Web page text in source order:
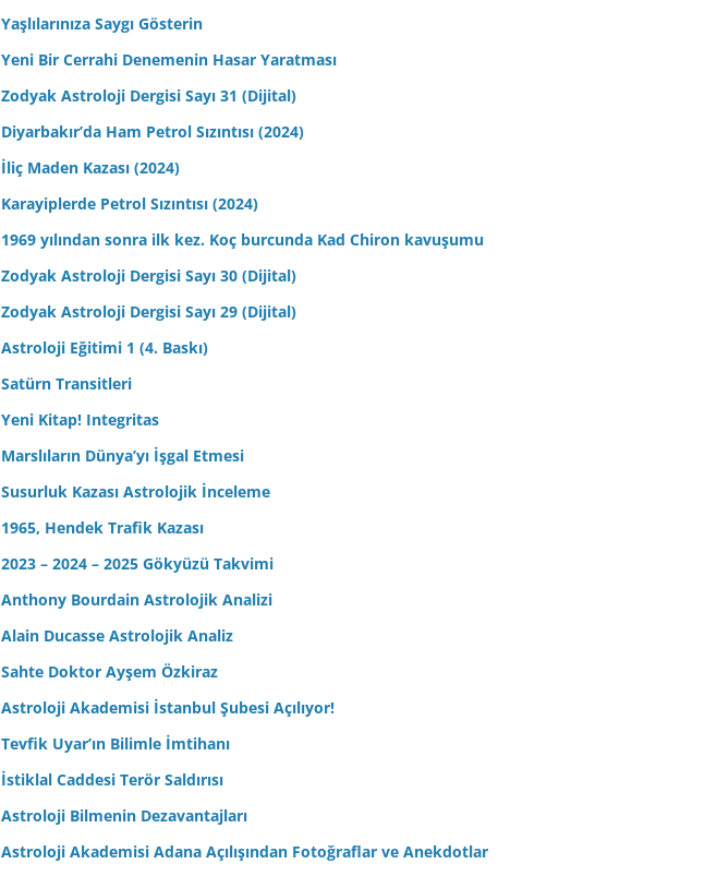
Yaşlılarınıza Saygı Gösterin
Yeni Bir Cerrahi Denemenin Hasar Yaratması
Zodyak Astroloji Dergisi Sayı 31 (Dijital)
Diyarbakır’da Ham Petrol Sızıntısı (2024)
İliç Maden Kazası (2024)
Karayiplerde Petrol Sızıntısı (2024)
1969 yılından sonra ilk kez. Koç burcunda Kad Chiron kavuşumu
Zodyak Astroloji Dergisi Sayı 30 (Dijital)
Zodyak Astroloji Dergisi Sayı 29 (Dijital)
Astroloji Eğitimi 1 (4. Baskı)
Satürn Transitleri
Yeni Kitap! Integritas
Marslıların Dünya’yı İşgal Etmesi
Susurluk Kazası Astrolojik İnceleme
1965, Hendek Trafik Kazası
2023 – 2024 – 2025 Gökyüzü Takvimi
Anthony Bourdain Astrolojik Analizi
Alain Ducasse Astrolojik Analiz
Sahte Doktor Ayşem Özkiraz
Astroloji Akademisi İstanbul Şubesi Açılıyor!
Tevfik Uyar’ın Bilimle İmtihanı
İstiklal Caddesi Terör Saldırısı
Astroloji Bilmenin Dezavantajları
Astroloji Akademisi Adana Açılışından Fotoğraflar ve Anekdotlar